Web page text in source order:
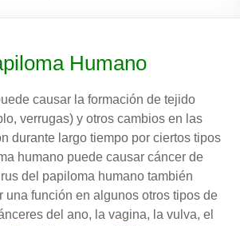
Humano
causar la formación de tejido
verrugas) y otros cambios en las
durante largo tiempo por ciertos tipos
humano puede causar cáncer de
del papiloma humano también
una función en algunos otros tipos de
del ano, la vagina, la vulva, el